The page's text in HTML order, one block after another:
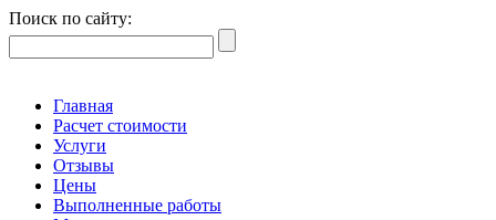
Поиск по сайту:
Главная
Расчет стоимости
Услуги
Отзывы
Цены
Выполненные работы